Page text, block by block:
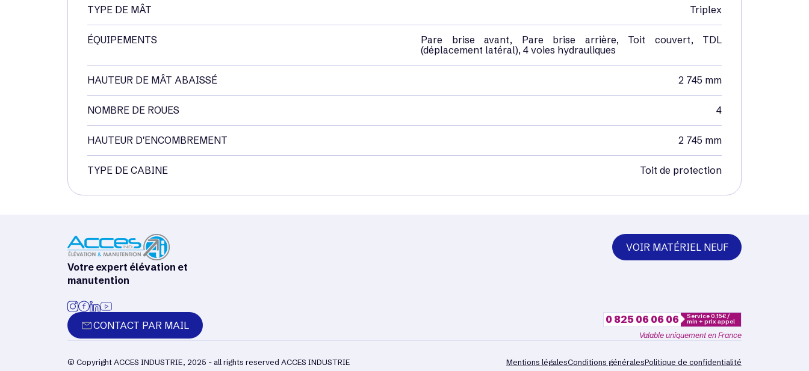
TYPE DE MÂT Triplex
ÉQUIPEMENTS
Pare brise avant, Pare brise arrière, Toit couvert, TDL
(déplacement latéral), 4 voies hydrauliques
HAUTEUR DE MÂT ABAISSÉ 2 745 mm
NOMBRE DE ROUES 4
HAUTEUR D'ENCOMBREMENT 2 745 mm
TYPE DE CABINE Toit de protection
Votre expert élévation et
manutention
VOIR MATÉRIEL NEUF
CONTACT PAR MAIL 0 825 06 06 06
Service 0,15€ /
min + prix appel
Valable uniquement en France
© Copyright ACCES INDUSTRIE, 2025 - all rights reserved ACCES INDUSTRIE Mentions légalesConditions généralesPolitique de confidentialité